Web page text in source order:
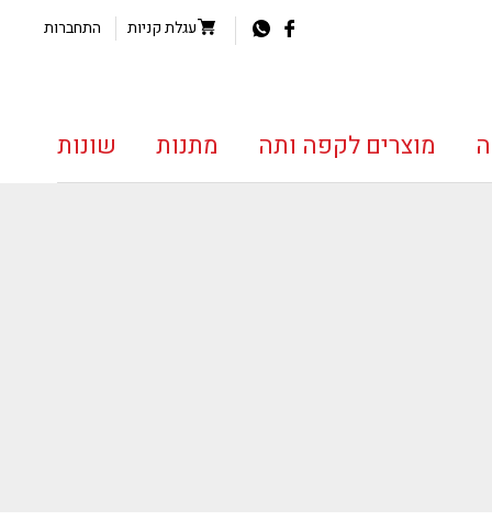
עגלת קניות התחברות
מוצרים לקפה ותה מתנות שונות